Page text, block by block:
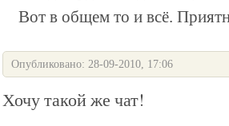
Вот в общем то и всё.
Опубликовано: 28-09-2010, 17:06
Хочу такой же чат!